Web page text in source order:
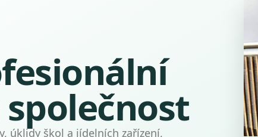
úklidy škol a jídelních zařízení,